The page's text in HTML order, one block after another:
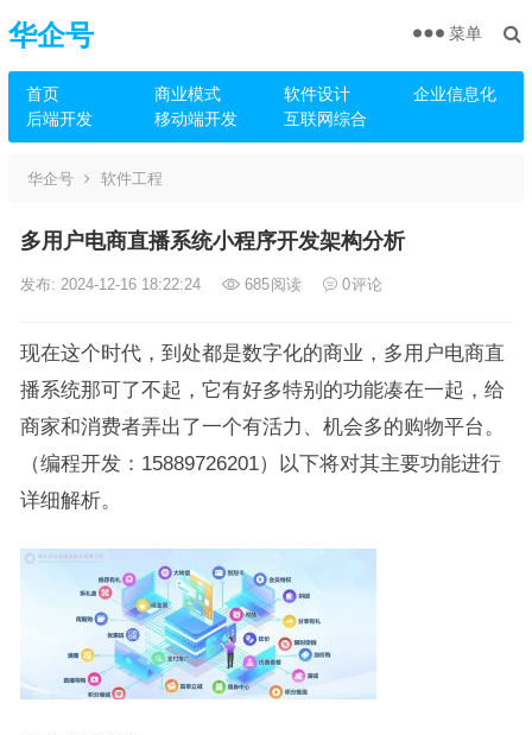
华企号
首页 商业模式 软件设计
企业信息化
后端开发
移动端开发 互联网综合
菜单
华企号 软件工程
多⽤户电商直播系统小程序开发架构分析
发布: 2024-12-16 18:22:24 685阅读 0评论
现在这个时代，到处都是数字化的商业，多用户电商直
播系统那可了不起，它有好多特别的功能凑在一起，给
商家和消费者弄出了一个有活力、机会多的购物平台。
（编程开发：15889726201）以下将对其主要功能进行
详细解析。